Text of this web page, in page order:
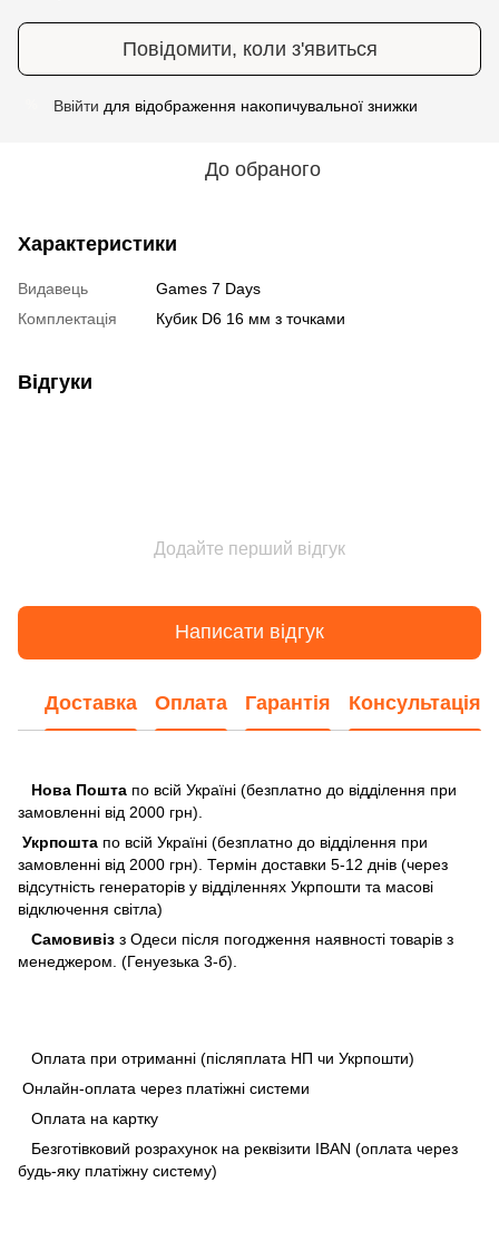
Повідомити, коли з'явиться
Ввійти для відображення накопичувальної знижки
До обраного
Характеристики
Видавець
Games 7 Days
Комплектація
Кубик D6 16 мм з точками
Відгуки
Додайте перший відгук
Написати відгук
Доставка Оплата Гарантія Консультація
Нова Пошта по всій Україні (безплатно до відділення при
замовленні від 2000 грн).
Укрпошта по всій Україні (безплатно до відділення при
замовленні від 2000 грн). Термін доставки 5-12 днів (через
відсутність генераторів у відділеннях Укрпошти та масові
відключення світла)
Самовивіз з Одеси після погодження наявності товарів з
менеджером. (Генуезька 3-б).
Оплата при отриманні (післяплата НП чи Укрпошти)
Онлайн-оплата через платіжні системи
Оплата на картку
Безготівковий розрахунок на реквізити IBAN (оплата через
будь-яку платіжну систему)